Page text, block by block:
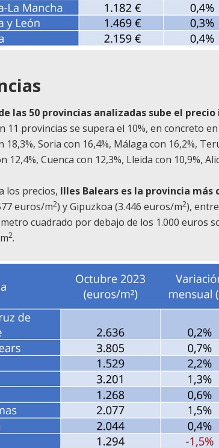
las 50 provincias analizadas sube el
11 provincias se supera el 10%, en concreto
18,3%, Soria con 16,4%, Málaga con 16,2%,
12,4%, Cuenca con 12,3%, Lleida con 10,9%,
los precios, Illes Balears es la provincia más
euros/m2) y Gipuzkoa (3.446 euros/m2),
cuadrado por debajo de los 1.000 euros
2.